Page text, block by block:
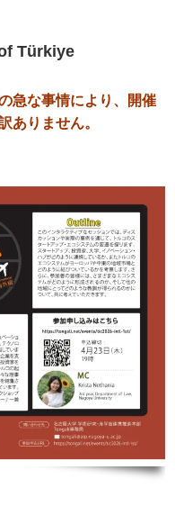
Türkiye
急な事情により、開催
ありません。